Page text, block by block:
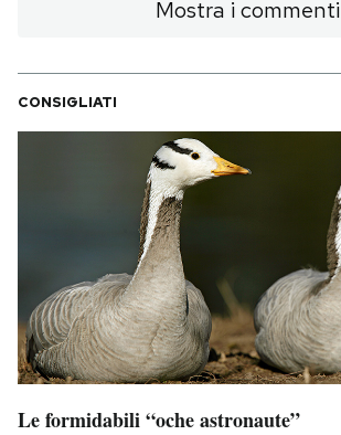
Mostra i commenti
CONSIGLIATI
Le formidabili “oche astronaute”